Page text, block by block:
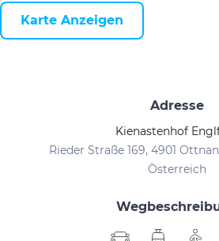
Karte Anzeigen
Adresse
Kienastenhof
Rieder Straße 169, 4901
Österreich